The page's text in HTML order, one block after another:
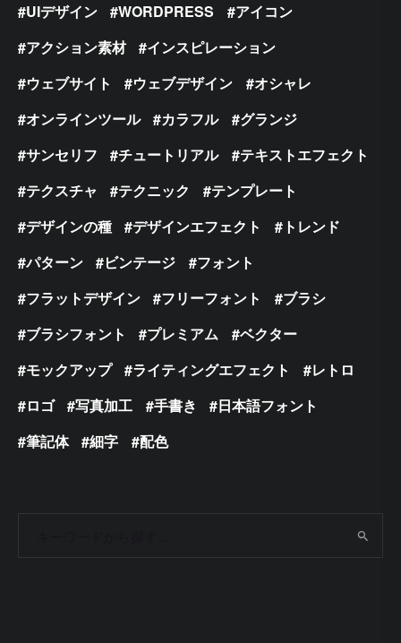
UIデザイン
WORDPRESS
アイコン
アクション素材
インスピレーション
ウェブサイト
ウェブデザイン
オシャレ
オンラインツール
カラフル
グランジ
サンセリフ
チュートリアル
テキストエフェクト
テクスチャ
テクニック
テンプレート
デザインの種
デザインエフェクト
トレンド
パターン
ビンテージ
フォント
フラットデザイン
フリーフォント
ブラシ
ブラシフォント
プレミアム
ベクター
モックアップ
ライティングエフェクト
レトロ
ロゴ
写真加工 手書き
日本語フォント
筆記体
細字 配色